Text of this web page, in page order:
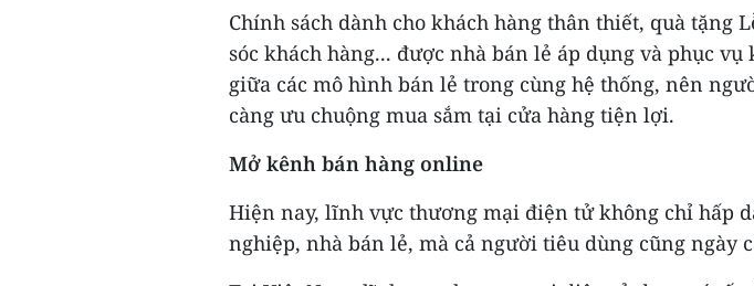
Chính sách dành cho khách hàng thân thiết, quà tặng
sóc khách hàng... được nhà bán lẻ áp dụng và phục vụ
giữa các mô hình bán lẻ trong cùng hệ thống, nên
càng ưu chuộng mua sắm tại cửa hàng tiện lợi.
Mở kênh bán hàng online
Hiện nay, lĩnh vực thương mại điện tử không chỉ hấp
nghiệp, nhà bán lẻ, mà cả người tiêu dùng cũng ngày